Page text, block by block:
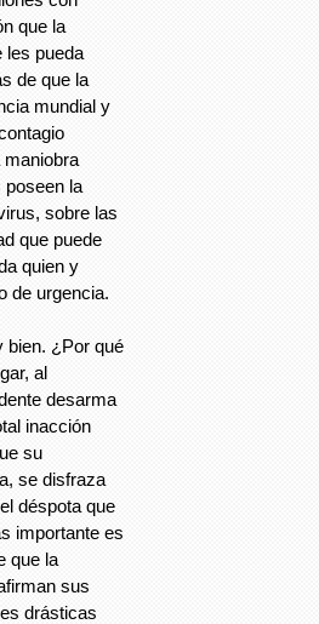
que la
les pueda
de que la
mundial y
poseen la
sobre las
que puede
quien y
de urgencia.
bien. ¿Por qué
al
desarma
inacción
su
se disfraza
déspota que
importante es
que la
sus
drásticas